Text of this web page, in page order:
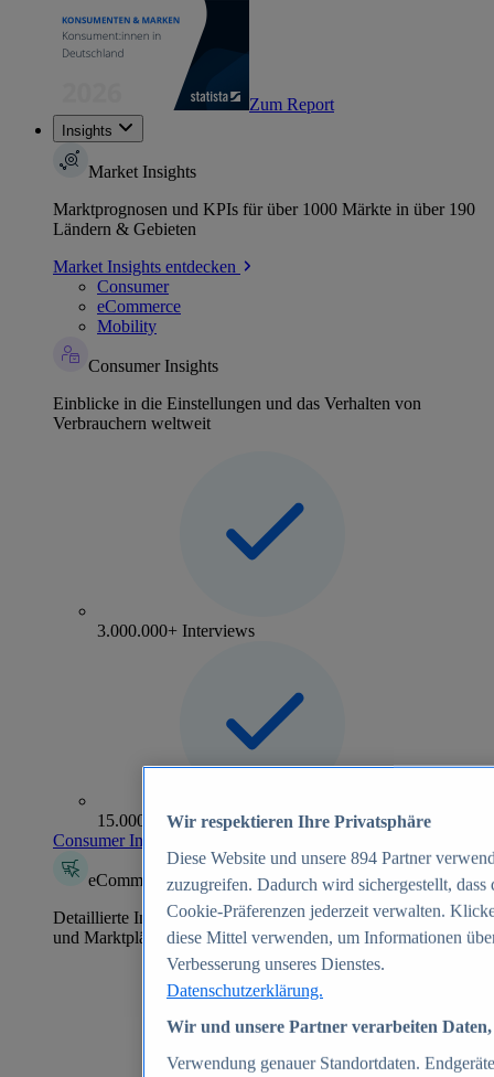
Zum Report
Insights
Market Insights
Marktprognosen und KPIs für über 1000 Märkte in über 190
Ländern & Gebieten
Market Insights entdecken
Consumer
eCommerce
Mobility
Consumer Insights
Einblicke in die Einstellungen und das Verhalten von
Verbrauchern weltweit
3.000.000+ Interviews
15.000+ Marken
Consumer Insights entdecken
eCommerce Insights
Detaillierte Informationen zu mehr als 39.000 Online-Shops
und Marktplätzen
Wir respektieren Ihre Privatsphäre
Diese Website und unsere 894 Partner
zuzugreifen. Dadurch wird sichergestellt,
Cookie-Präferenzen jederzeit verwalten.
diese Mittel verwenden, um Informationen
Verbesserung unseres Dienstes.
Datenschutzerklärung.
Wir und unsere Partner verarbeiten
Verwendung genauer Standortdaten.